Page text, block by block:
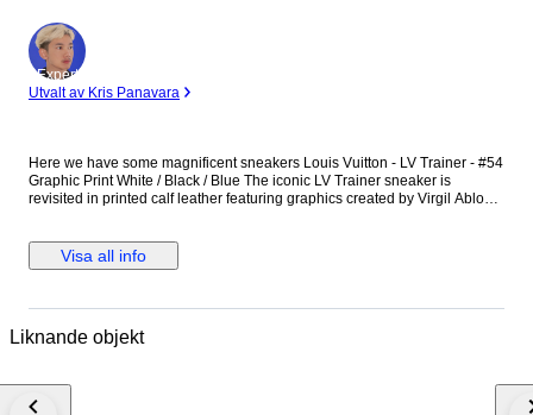
Expert
Utvalt av Kris Panavara
Here we have some magnificent sneakers Louis Vuitton - LV Trainer - #54
Graphic Print White / Black / Blue The iconic LV Trainer sneaker is
revisited in printed calf leather featuring graphics created by Virgil Abloh
https://legitapp.com/cert/8484249059364055 Includes Original box
Shipped Carefully Any Taxes/Customs duties are at the buyer's expense
Visa all info
Liknande objekt